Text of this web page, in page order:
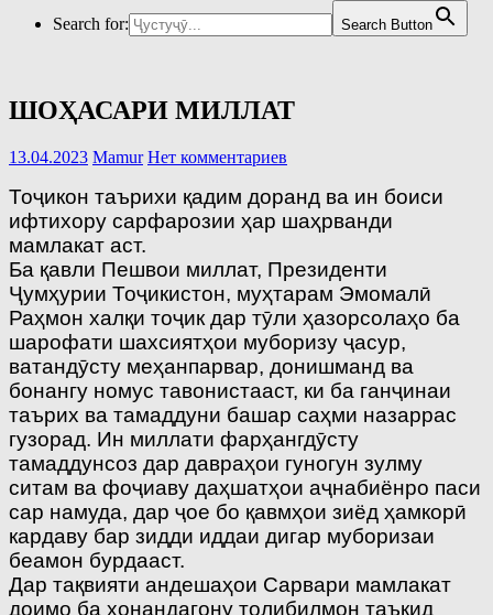
Search for:
Search Button
ШОҲАСАРИ МИЛЛАТ
13.04.2023 Mamur Нет комментариев
Тоҷикон таърихи қадим доранд ва ин боиси
ифтихору сарфарозии ҳар шаҳрванди
мамлакат аст.
Ба қавли Пешвои миллат, Президенти
Ҷумҳурии Тоҷикистон, муҳтарам Эмомалӣ
Раҳмон халқи тоҷик дар тӯли ҳазорсолаҳо ба
шарофати шахсиятҳои муборизу ҷасур,
ватандӯсту меҳанпарвар, донишманд ва
бонангу номус тавонистааст, ки ба ганҷинаи
таърих ва тамаддуни башар саҳми назаррас
гузорад. Ин миллати фарҳангдӯсту
тамаддунсоз дар давраҳои гуногун зулму
ситам ва фоҷиаву даҳшатҳои аҷнабиёнро паси
сар намуда, дар ҷое бо қавмҳои зиёд ҳамкорӣ
кардаву бар зидди иддаи дигар муборизаи
беамон бурдааст.
Дар тақвияти андешаҳои Сарвари мамлакат
доимо ба хонандагону толибилмон таъкид